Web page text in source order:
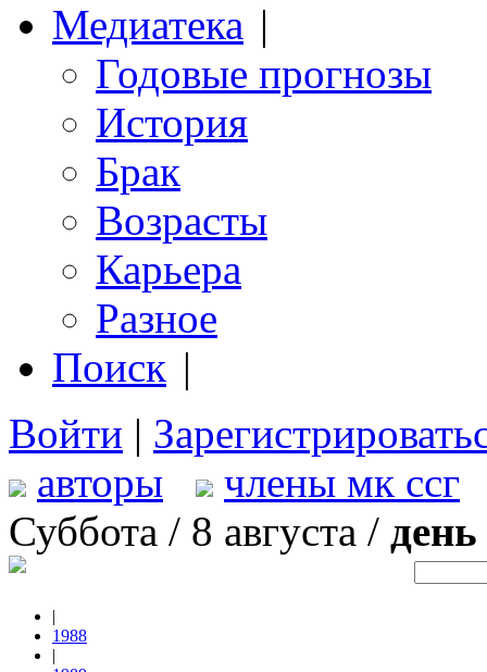
Медиатека |
Годовые прогнозы
История
Брак
Возрасты
Карьера
Разное
Поиск |
Войти |
авторы
члены мк ссг
Суббота / 8 августа /
|
1988
|